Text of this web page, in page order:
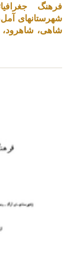
فرهنگ
شهرستانهای
شاهی، شاهرود،